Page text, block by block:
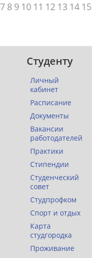
7 8 9 10 11 12 13 14 15
Студенту
Личный
кабинет
Расписание
Документы
Вакансии
работодателей
Практики
Стипендии
Студенческий
совет
Студпрофком
Спорт и отдых
Карта
студгородка
Проживание